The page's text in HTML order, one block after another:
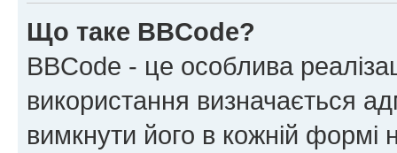
Що таке BBCode?
BBCode - це особлива
використання визначається
вимкнути його в кожній